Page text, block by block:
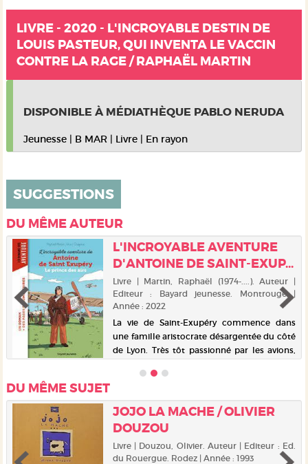
LIVRE - 2020 - L'INCROYABLE DESTIN DE
LOUIS PASTEUR, QUI INVENTA LE VACCIN
CONTRE LA RAGE / RAPHAËL MARTIN
DISPONIBLE À MÉDIATHÈQUE PABLO NERUDA
Jeunesse | B MAR | Livre | En rayon
SUGGESTIONS
DU MÊME AUTEUR
L'INCROYABLE AVENTURE
D'ANTOINE DE SAINT-EXUP...
Livre | Martin, Raphaël (1974-....). Auteur |
Editeur : Bayard jeunesse. Montrouge |
Année : 2022
La vie de Saint-Exupéry commence dans
une famille aristocrate désargentée du côté
de Lyon. Très tôt passionné par les avions,
et apprend à piloter à l'armée. Il obtient son
DU MÊME SUJET
JOJO LA MACHE / OLIVIER
DOUZOU
Livre | Douzou, Olivier. Auteur | Editeur : Ed.
du Rouergue. Rodez | Année : 1993